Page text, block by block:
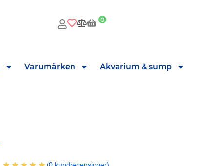
0
Varumärken Akvarium & sump